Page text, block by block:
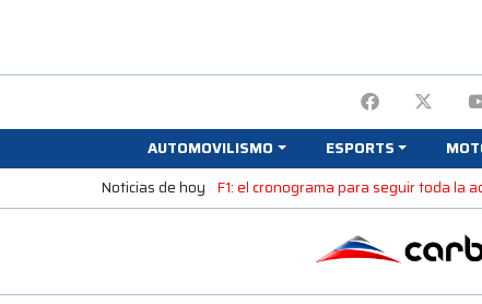
AUTOMOVILISMO ESPORTS
Noticias de hoy F1: el cronograma para seguir toda la